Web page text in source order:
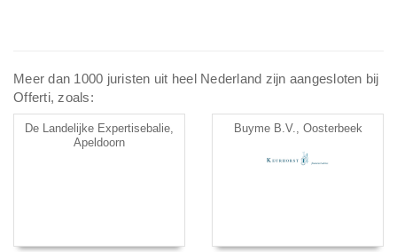
Meer dan 1000 juristen uit heel Nederland zijn aangesloten bij
Offerti, zoals:
De Landelijke Expertisebalie,
Apeldoorn
Buyme B.V., Oosterbeek